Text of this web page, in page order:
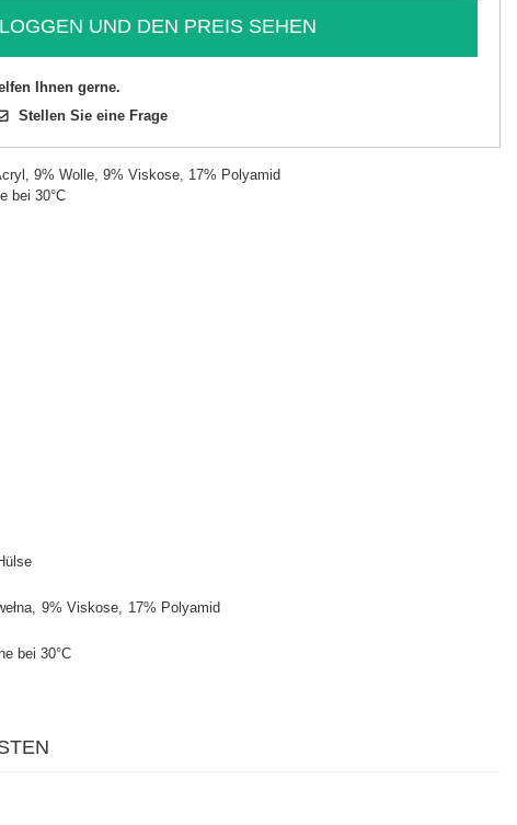
UND DEN PREIS SEHEN
Ihnen gerne.
Stellen Sie eine Frage
9% Wolle, 9% Viskose, 17% Polyamid
bei 30°C
9% Viskose 17% Polyamid
bei 30°C